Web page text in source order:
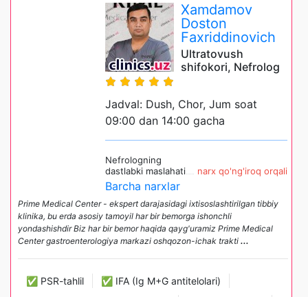
Xamdamov
Doston
Faxriddinovich
Ultratovush
shifokori, Nefrolog
Jadval: Dush, Chor, Jum soat
09:00 dan 14:00 gacha
Nefrologning
dastlabki maslahati
narx qo'ng'iroq orqali
Barcha narxlar
Prime Medical Center - ekspert darajasidagi ixtisoslashtirilgan tibbiy
klinika, bu erda asosiy tamoyil har bir bemorga ishonchli
yondashishdir Biz har bir bemor haqida qayg'uramiz Prime Medical
Center gastroenterologiya markazi oshqozon-ichak trakti ...
✅ PSR-tahlil
✅ IFA (Ig M+G antitelolari)